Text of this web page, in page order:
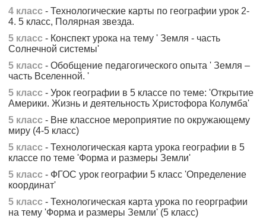
4 класс - Технологические карты по географии урок 2-
4. 5 класс, Полярная звезда.
5 класс - Конспект урока на тему ' Земля - часть
Солнечной системы'
5 класс - Обобщение педагогического опыта ' Земля –
часть Вселенной. '
5 класс - Урок географии в 5 классе по теме: 'Открытие
Америки. Жизнь и деятельность Христофора Колумба'
5 класс - Вне классное мероприятие по окружающему
миру (4-5 класс)
5 класс - Технологическая карта урока географии в 5
классе по теме 'Форма и размеры Земли'
5 класс - ФГОС урок географии 5 класс 'Определение
координат'
5 класс - Технологическая карта урока по георграфии
на тему 'Форма и размеры Земли' (5 класс)